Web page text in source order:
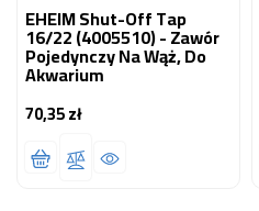
EHEIM Shut-Off Tap
16/22 (4005510) - Zawór
Pojedynczy Na Wąż, Do
Akwarium
70,35 złCena